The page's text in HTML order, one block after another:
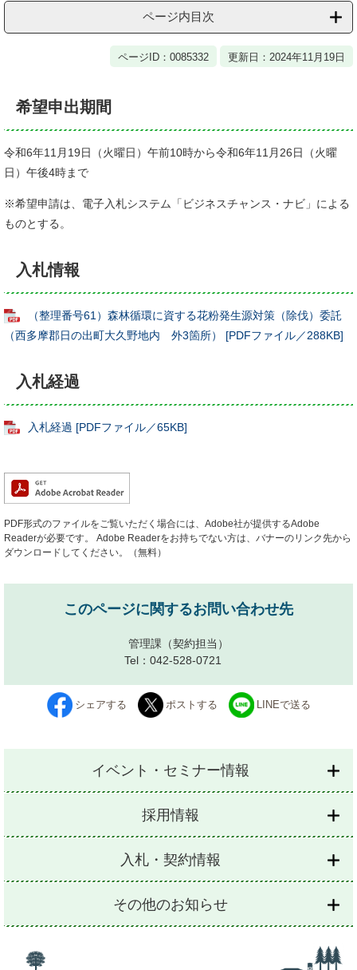
ページ内目次
ページID：0085332 更新日：2024年11月19日
希望申出期間
令和6年11月19日（火曜日）午前10時から令和6年11月26日（火曜
日）午後4時まで
※希望申請は、電子入札システム「ビジネスチャンス・ナビ」による
ものとする。
入札情報
（整理番号61）森林循環に資する花粉発生源対策（除伐）委託
（西多摩郡日の出町大久野地内 外3箇所） [PDFファイル／288KB]
入札経過
入札経過 [PDFファイル／65KB]
PDF形式のファイルをご覧いただく場合には、Adobe社が提供するAdobe
Readerが必要です。
Adobe Readerをお持ちでない方は、バナーのリンク先から
ダウンロードしてください。（無料）
このページに関するお問い合わせ先
管理課 （契約担当）
Tel：042-528-0721
シェアする ポストする LINEで送る
イベント・セミナー情報
採用情報
入札・契約情報
その他のお知らせ